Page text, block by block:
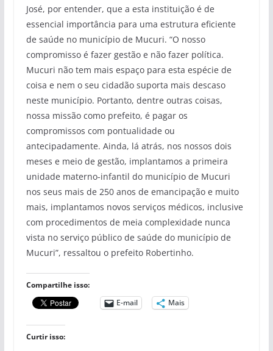
José, por entender, que a esta instituição é de
essencial importância para uma estrutura eficiente
de saúde no município de Mucuri. “O nosso
compromisso é fazer gestão e não fazer política.
Mucuri não tem mais espaço para esta espécie de
coisa e nem o seu cidadão suporta mais descaso
neste município. Portanto, dentre outras coisas,
nossa missão como prefeito, é pagar os
compromissos com pontualidade ou
antecipadamente. Ainda, lá atrás, nos nossos dois
meses e meio de gestão, implantamos a primeira
unidade materno-infantil do município de Mucuri
nos seus mais de 250 anos de emancipação e muito
mais, implantamos novos serviços médicos, inclusive
com procedimentos de meia complexidade nunca
vista no serviço público de saúde do município de
Mucuri”, ressaltou o prefeito Robertinho.
Compartilhe isso:
E-mail
Mais
Curtir isso: